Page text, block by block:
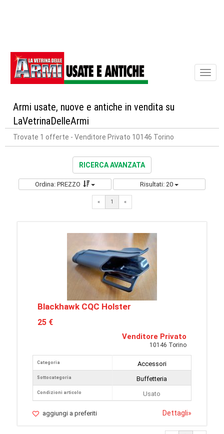
Armi usate, nuove e antiche in vendita su
LaVetrinaDelleArmi
Trovate 1 offerte - Venditore Privato 10146 Torino
RICERCA AVANZATA
Ordina: PREZZO Risultati: 20
« 1 «
Blackhawk CQC Holster
25 €
Venditore Privato
10146 Torino
Categoria
Sottocategoria
Condizioni articolo
Accessori
Buffetteria
Usato
aggiungi a preferiti Dettagli»